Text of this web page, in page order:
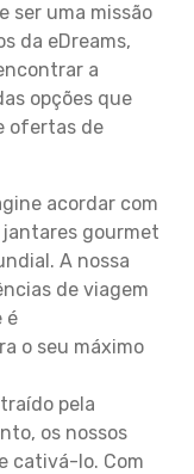
ser uma missão
da eDreams,
a
opções que
ofertas de
acordar com
gourmet
A nossa
de viagem
é
o seu máximo
pela
os nossos
cativá-lo. Com